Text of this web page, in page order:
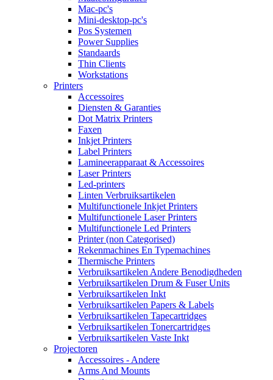
Mac-pc's
Mini-desktop-pc's
Pos Systemen
Power Supplies
Standaards
Thin Clients
Workstations
Printers
Accessoires
Diensten & Garanties
Dot Matrix Printers
Faxen
Inkjet Printers
Label Printers
Lamineerapparaat & Accessoires
Laser Printers
Led-printers
Linten Verbruiksartikelen
Multifunctionele Inkjet Printers
Multifunctionele Laser Printers
Multifunctionele Led Printers
Printer (non Categorised)
Rekenmachines En Typemachines
Thermische Printers
Verbruiksartikelen Andere Benodigdheden
Verbruiksartikelen Drum & Fuser Units
Verbruiksartikelen Inkt
Verbruiksartikelen Papers & Labels
Verbruiksartikelen Tapecartridges
Verbruiksartikelen Tonercartridges
Verbruiksartikelen Vaste Inkt
Projectoren
Accessoires - Andere
Arms And Mounts